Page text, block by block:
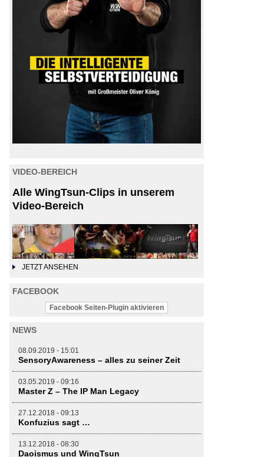
VIDEO-BEREICH
Alle WingTsun-Clips in unserem
Video-Bereich
JETZT ANSEHEN
FACEBOOK
Facebook Seiten-Plugin aktivieren
NEWS
08.09.2019 - 15:01
SensoryAwareness – alles zu seiner Zeit
03.05.2019 - 09:16
Master Z – The IP Man Legacy
27.12.2018 - 09:13
Konfuzius sagt …
13.12.2018 - 08:30
Daoismus und WingTsun